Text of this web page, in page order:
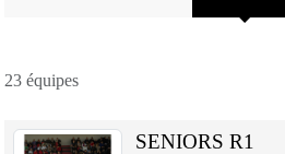
23 équipes
SENIORS R1